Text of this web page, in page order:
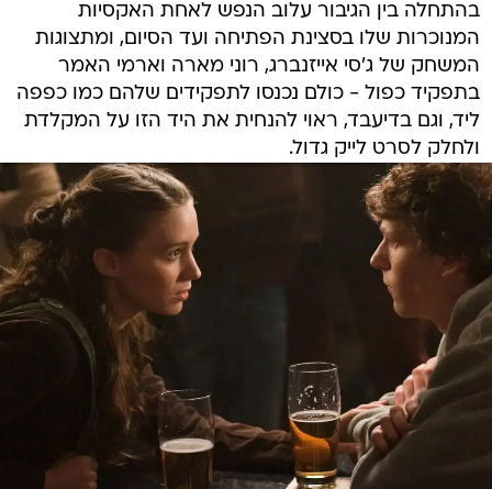
בהתחלה בין הגיבור עלוב הנפש לאחת האקסיות
המנוכרות שלו בסצינת הפתיחה ועד הסיום, ומתצוגות
המשחק של ג'סי אייזנברג, רוני מארה וארמי האמר
בתפקיד כפול - כולם נכנסו לתפקידים שלהם כמו כפפה
ליד, וגם בדיעבד, ראוי להנחית את היד הזו על המקלדת
ולחלק לסרט לייק גדול.